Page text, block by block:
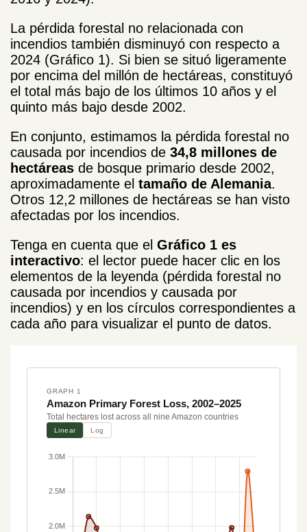
La pérdida forestal no relacionada con
incendios también disminuyó con respecto a
2024 (Gráfico 1). Si bien se situó ligeramente
por encima del millón de hectáreas, constituyó
el total más bajo de los últimos 10 años y el
quinto más bajo desde 2002.
En conjunto, estimamos la pérdida forestal no
causada por incendios de 34,8 millones de
hectáreas de bosque primario desde 2002,
aproximadamente el tamaño de Alemania.
Otros 12,2 millones de hectáreas se han visto
afectadas por los incendios.
Tenga en cuenta que el Gráfico 1 es
interactivo: el lector puede hacer clic en los
elementos de la leyenda (pérdida forestal no
causada por incendios y causada por
incendios) y en los círculos correspondientes a
cada año para visualizar el punto de datos.